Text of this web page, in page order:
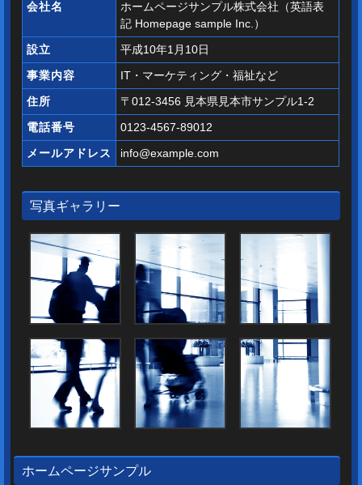
会社名
ホームページサンプル株式会社（英語表
記 Homepage sample Inc.）
設立
平成10年1月10日
事業内容
IT・マーケティング・福祉など
住所
〒012-3456 見本県見本市サンプル1-2
電話番号
0123-4567-89012
メールアドレス
info@example.com
写真ギャラリー
ホームページサンプル